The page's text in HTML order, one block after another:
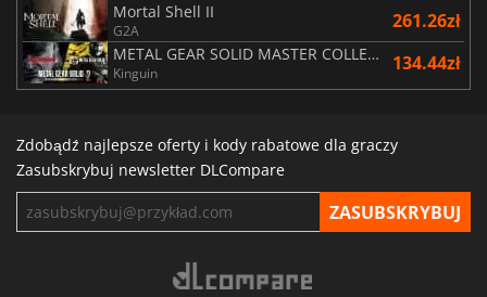
Mortal Shell II
G2A 261.26zł
METAL GEAR SOLID MASTER COLLECTION Vol.2
Kinguin 134.44zł
Zdobądź najlepsze oferty i kody rabatowe dla graczy
Zasubskrybuj newsletter DLCompare